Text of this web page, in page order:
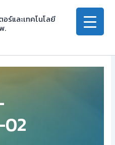
ร์และเทคโนโลยี
.